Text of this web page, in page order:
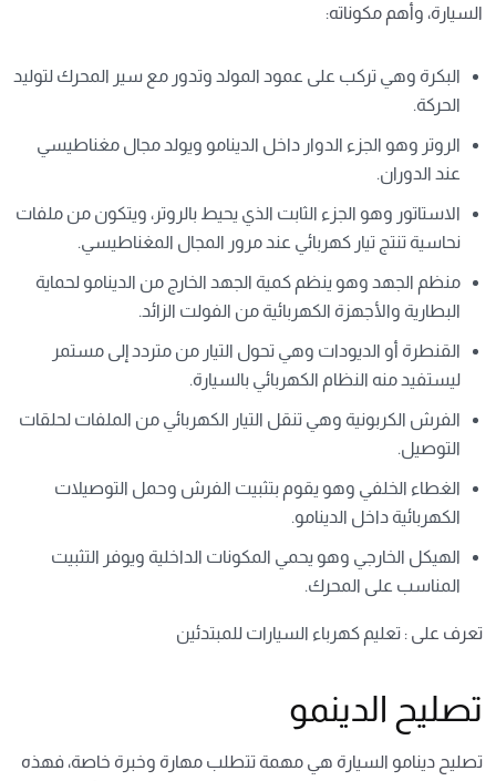
السيارة، وأهم مكوناته:
البكرة وهي تركب على عمود المولد وتدور مع سير المحرك لتوليد
الحركة.
الروتر وهو الجزء الدوار داخل الدينامو ويولد مجال مغناطيسي
عند الدوران.
الاستاتور وهو الجزء الثابت الذي يحيط بالروتر، ويتكون من ملفات
نحاسية تنتج تيار كهربائي عند مرور المجال المغناطيسي.
منظم الجهد وهو ينظم كمية الجهد الخارج من الدينامو لحماية
البطارية والأجهزة الكهربائية من الفولت الزائد.
القنطرة أو الديودات وهي تحول التيار من متردد إلى مستمر
ليستفيد منه النظام الكهربائي بالسيارة.
الفرش الكربونية وهي تنقل التيار الكهربائي من الملفات لحلقات
التوصيل.
الغطاء الخلفي وهو يقوم بتثبيت الفرش وحمل التوصيلات
الكهربائية داخل الدينامو.
الهيكل الخارجي وهو يحمي المكونات الداخلية ويوفر التثبيت
المناسب على المحرك.
تعرف على : تعليم كهرباء السيارات للمبتدئين
تصليح الدينمو
تصليح دينامو السيارة هي مهمة تتطلب مهارة وخبرة خاصة، فهذه